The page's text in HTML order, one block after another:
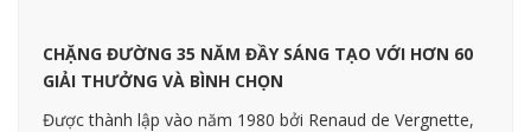
CHẶNG ĐƯỜNG 35 NĂM ĐẦY SÁNG TẠO VỚI HƠN 60
GIẢI THƯỞNG VÀ BÌNH CHỌN
Được thành lập vào năm 1980 bởi Renaud de Vergnette,